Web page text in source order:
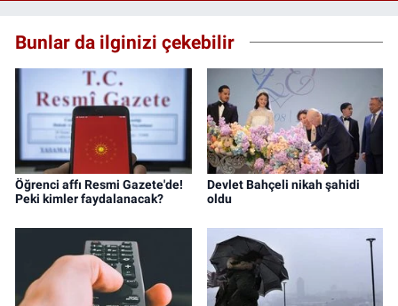
Bunlar da ilginizi çekebilir
Öğrenci affı Resmi Gazete'de!
Peki kimler faydalanacak?
Devlet Bahçeli nikah şahidi
oldu